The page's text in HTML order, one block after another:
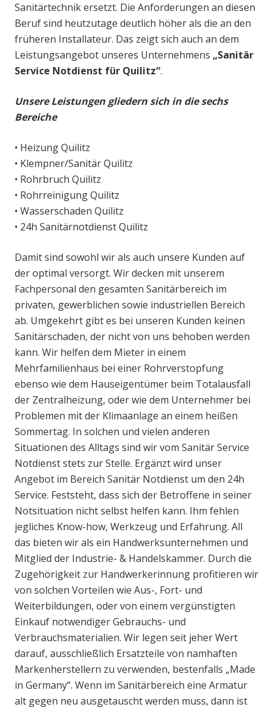
Sanitärtechnik ersetzt. Die Anforderungen an diesen
Beruf sind heutzutage deutlich höher als die an den
früheren Installateur. Das zeigt sich auch an dem
Leistungsangebot unseres Unternehmens „Sanitär
Service Notdienst für Quilitz“.
Unsere Leistungen gliedern sich in die sechs
Bereiche
• Heizung Quilitz
• Klempner/Sanitär Quilitz
• Rohrbruch Quilitz
• Rohrreinigung Quilitz
• Wasserschaden Quilitz
• 24h Sanitärnotdienst Quilitz
Damit sind sowohl wir als auch unsere Kunden auf
der optimal versorgt. Wir decken mit unserem
Fachpersonal den gesamten Sanitärbereich im
privaten, gewerblichen sowie industriellen Bereich
ab. Umgekehrt gibt es bei unseren Kunden keinen
Sanitärschaden, der nicht von uns behoben werden
kann. Wir helfen dem Mieter in einem
Mehrfamilienhaus bei einer Rohrverstopfung
ebenso wie dem Hauseigentümer beim Totalausfall
der Zentralheizung, oder wie dem Unternehmer bei
Problemen mit der Klimaanlage an einem heißen
Sommertag. In solchen und vielen anderen
Situationen des Alltags sind wir vom Sanitär Service
Notdienst stets zur Stelle. Ergänzt wird unser
Angebot im Bereich Sanitär Notdienst um den 24h
Service. Feststeht, dass sich der Betroffene in seiner
Notsituation nicht selbst helfen kann. Ihm fehlen
jegliches Know-how, Werkzeug und Erfahrung. All
das bieten wir als ein Handwerksunternehmen und
Mitglied der Industrie- & Handelskammer. Durch die
Zugehörigkeit zur Handwerkerinnung profitieren wir
von solchen Vorteilen wie Aus-, Fort- und
Weiterbildungen, oder von einem vergünstigten
Einkauf notwendiger Gebrauchs- und
Verbrauchsmaterialien. Wir legen seit jeher Wert
darauf, ausschließlich Ersatzteile von namhaften
Markenherstellern zu verwenden, bestenfalls „Made
in Germany“. Wenn im Sanitärbereich eine Armatur
alt gegen neu ausgetauscht werden muss, dann ist